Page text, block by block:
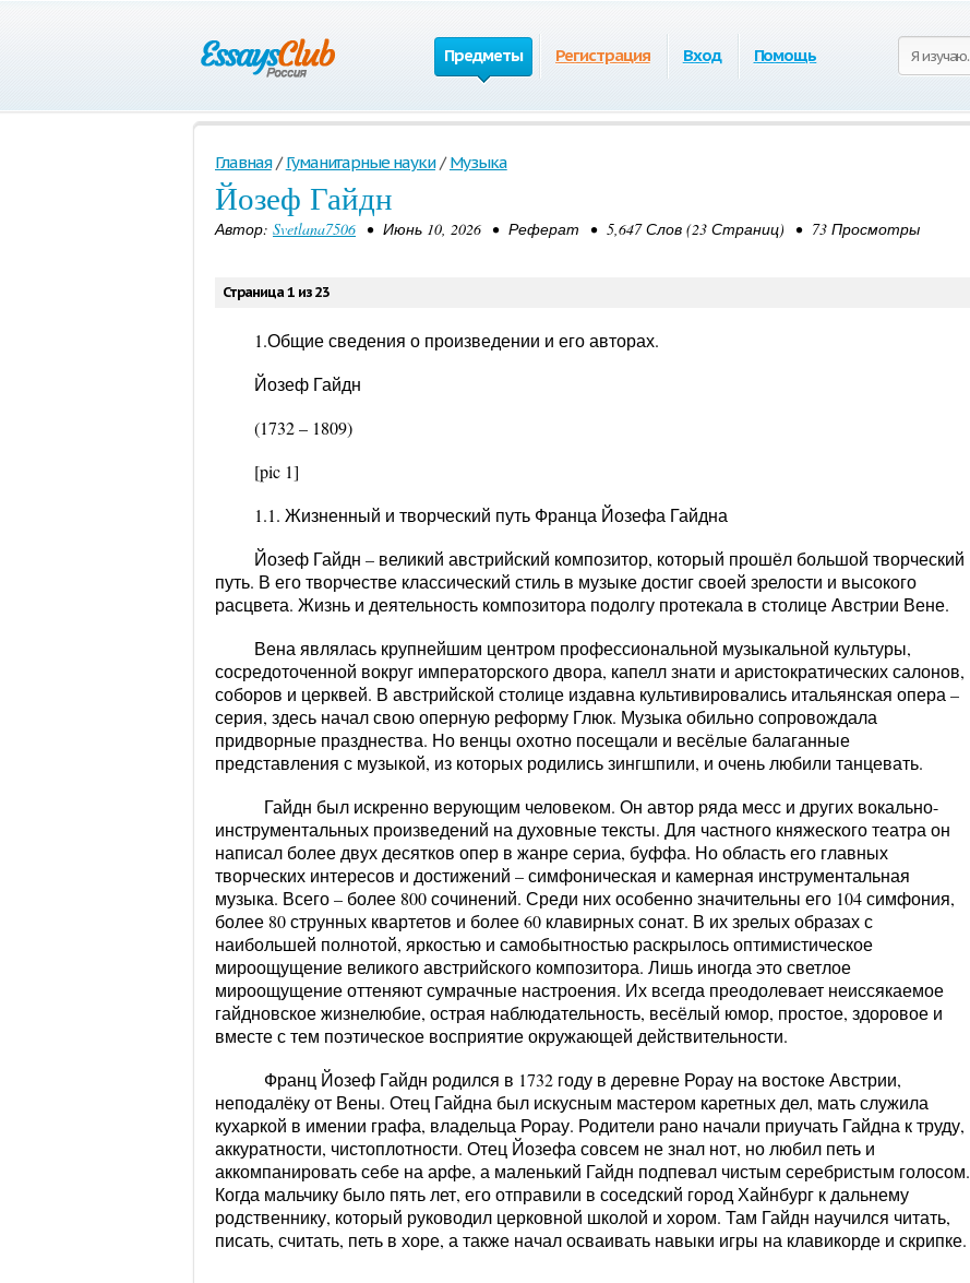
Предметы Регистрация Вход Помощь
Главная / Гуманитарные науки / Музыка
Йозеф Гайдн
Автор: Svetlana7506 • Июнь 10, 2026 • Реферат • 5,647 Слов (23 Страниц) • 73 Просмотры
Страница 1 из 23
1.Общие сведения о произведении и его авторах.
Йозеф Гайдн
(1732 – 1809)
[pic 1]
1.1. Жизненный и творческий путь Франца Йозефа Гайдна
Йозеф Гайдн – великий австрийский композитор, который прошёл большой творческий
путь. В его творчестве классический стиль в музыке достиг своей зрелости и высокого
расцвета. Жизнь и деятельность композитора подолгу протекала в столице Австрии Вене.
Вена являлась крупнейшим центром профессиональной музыкальной культуры,
сосредоточенной вокруг императорского двора, капелл знати и аристократических салонов,
соборов и церквей. В австрийской столице издавна культивировались итальянская опера –
серия, здесь начал свою оперную реформу Глюк. Музыка обильно сопровождала
придворные празднества. Но венцы охотно посещали и весёлые балаганные
представления с музыкой, из которых родились зингшпили, и очень любили танцевать.
Гайдн был искренно верующим человеком. Он автор ряда месс и других вокально-
инструментальных произведений на духовные тексты. Для частного княжеского театра он
написал более двух десятков опер в жанре сериа, буффа. Но область его главных
творческих интересов и достижений – симфоническая и камерная инструментальная
музыка. Всего – более 800 сочинений. Среди них особенно значительны его 104 симфония,
более 80 струнных квартетов и более 60 клавирных сонат. В их зрелых образах с
наибольшей полнотой, яркостью и самобытностью раскрылось оптимистическое
мироощущение великого австрийского композитора. Лишь иногда это светлое
мироощущение оттеняют сумрачные настроения. Их всегда преодолевает неиссякаемое
гайдновское жизнелюбие, острая наблюдательность, весёлый юмор, простое, здоровое и
вместе с тем поэтическое восприятие окружающей действительности.
Франц Йозеф Гайдн родился в 1732 году в деревне Рорау на востоке Австрии,
неподалёку от Вены. Отец Гайдна был искусным мастером каретных дел, мать служила
кухаркой в имении графа, владельца Рорау. Родители рано начали приучать Гайдна к труду,
аккуратности, чистоплотности. Отец Йозефа совсем не знал нот, но любил петь и
аккомпанировать себе на арфе, а маленький Гайдн подпевал чистым серебристым голосом.
Когда мальчику было пять лет, его отправили в соседский город Хайнбург к дальнему
родственнику, который руководил церковной школой и хором. Там Гайдн научился читать,
писать, считать, петь в хоре, а также начал осваивать навыки игры на клавикорде и скрипке.